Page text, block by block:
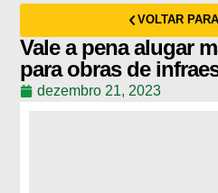
VOLTAR
Vale a pena alugar
para obras de
dezembro 21, 2023